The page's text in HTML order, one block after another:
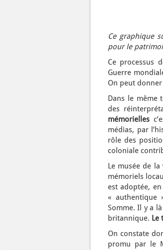
Ce graphique
pour le
Ce processus
Guerre
On peut
Dans le même
des
mémorielles
médias, par
rôle des
coloniale
Le musée de
mémoriels
est adoptée,
« authentique
Somme. Il y a
britannique. Le
On constate
promu par le